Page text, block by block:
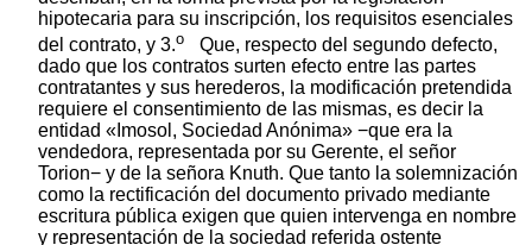
hipotecaria para su inscripción, los requisitos esenciales
del contrato, y 3.o Que, respecto del segundo defecto,
dado que los contratos surten efecto entre las partes
contratantes y sus herederos, la modificación pretendida
requiere el consentimiento de las mismas, es decir la
entidad «Imosol, Sociedad Anónima» −que era la
vendedora, representada por su Gerente, el señor
Torion− y de la señora Knuth. Que tanto la solemnización
como la rectificación del documento privado mediante
escritura pública exigen que quien intervenga en nombre
y representación de la sociedad referida ostente